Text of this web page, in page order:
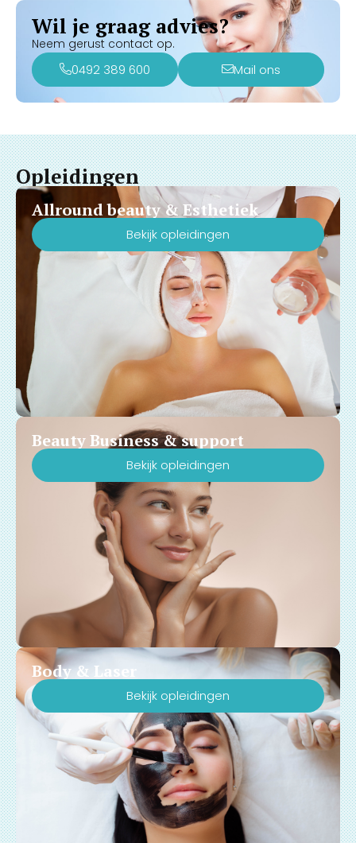
Wil je graag advies?
Neem gerust contact op.
0492 389 600 Mail ons
Opleidingen
Allround beauty & Esthetiek
Bekijk opleidingen
Beauty Business & support
Bekijk opleidingen
Body & Laser
Bekijk opleidingen